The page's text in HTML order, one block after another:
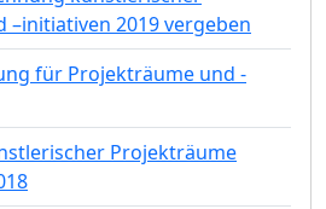
–initiativen 2019 vergeben
für Projekträume und -
Projekträume